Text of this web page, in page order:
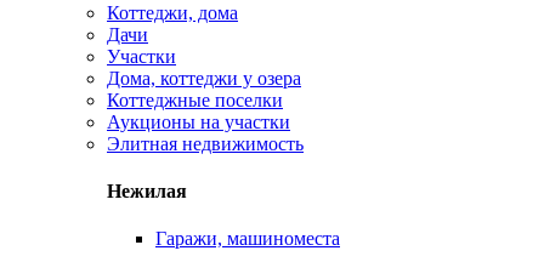
Коттеджи, дома
Дачи
Участки
Дома, коттеджи у озера
Коттеджные поселки
Аукционы на участки
Элитная недвижимость
Нежилая
Гаражи, машиноместа